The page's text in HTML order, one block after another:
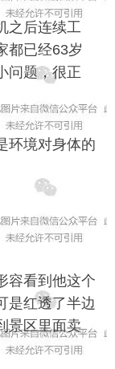
之后连续工
都已经63岁
问题，很正
环境对身体的
容看到他这个
是红透了半边
景区里面卖